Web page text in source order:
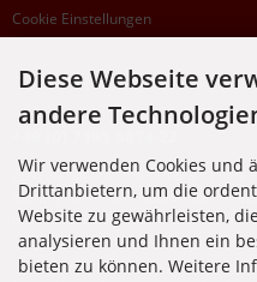
Cookie Einstellungen
SUPPORTHOTLINE
Zu laufenden Aufträgen oder
Montag, Dienstag, Donnerstag,
Mittwoch: 10:00 - 18:00 Uhr
* Kosten: normaler Ortstarif DE, mit
Diese Webseite
andere
Wir verwenden Cookies und
Drittanbietern, um die
Website zu gewährleisten,
analysieren und Ihnen ein
bieten zu können. Weitere